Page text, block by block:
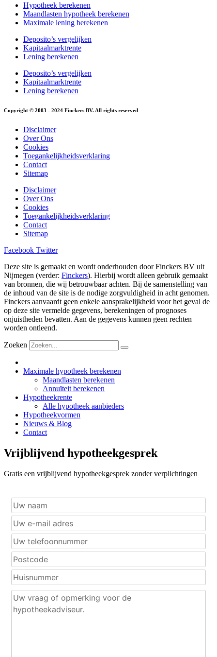
Hypotheek berekenen
Maandlasten hypotheek berekenen
Maximale lening berekenen
Deposito’s vergelijken
Kapitaalmarktrente
Lening berekenen
Deposito’s vergelijken
Kapitaalmarktrente
Lening berekenen
Copyright © 2003 - 2024 Finckers BV. All rights reserved
Disclaimer
Over Ons
Cookies
Toegankelijkheidsverklaring
Contact
Sitemap
Disclaimer
Over Ons
Cookies
Toegankelijkheidsverklaring
Contact
Sitemap
Facebook Twitter
Deze site is gemaakt en wordt onderhouden door Finckers BV uit
Nijmegen (verder: Finckers). Hierbij wordt alleen gebruik gemaakt
van bronnen, die wij betrouwbaar achten. Bij de samenstelling van
de inhoud van de site is de nodige zorgvuldigheid in acht genomen.
Finckers aanvaardt geen enkele aansprakelijkheid voor het geval de
op deze site vermelde gegevens, berekeningen of prognoses
onjuistheden bevatten. Aan de gegevens kunnen geen rechten
worden ontleend.
Zoeken
Maximale hypotheek berekenen
Maandlasten berekenen
Annuïteit berekenen
Hypotheekrente
Alle hypotheek aanbieders
Hypotheekvormen
Nieuws & Blog
Contact
Vrijblijvend hypotheekgesprek
Gratis een vrijblijvend hypotheekgesprek zonder verplichtingen